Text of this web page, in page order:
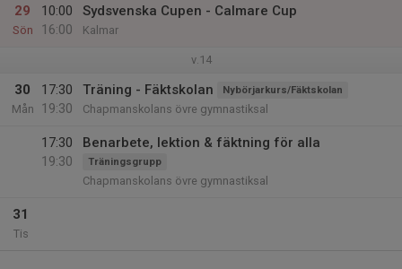
29
Sön
10:00
16:00
Sydsvenska Cupen - Calmare Cup
Kalmar
v.14
30
Mån
17:30
19:30
Träning - Fäktskolan Nybörjarkurs/Fäktskolan
Chapmanskolans övre gymnastiksal
17:30
19:30
Benarbete, lektion & fäktning för alla
Träningsgrupp
Chapmanskolans övre gymnastiksal
31
Tis